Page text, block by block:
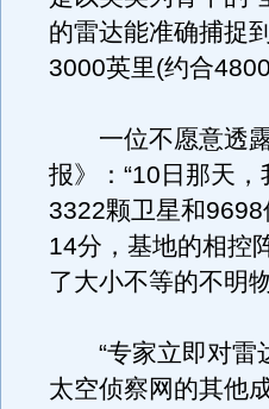
的雷达能准确捕捉
3000英里(约合
一位不愿意透露
报》：“10日那天
3322颗卫星和
14分，基地的相控
了大小不等的不明
“专家立即对雷
太空侦察网的其他